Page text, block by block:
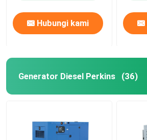
Hubungi kami
Generator Diesel Perkins (36)